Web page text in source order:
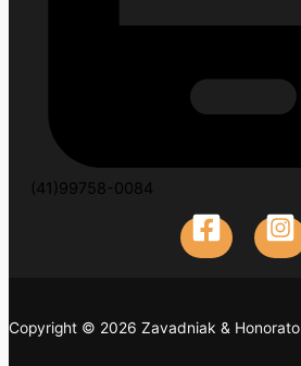
(41)99758-0084
Copyright © 2026 Zavadniak & Honorato